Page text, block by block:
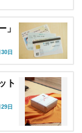
」
日
ト
日